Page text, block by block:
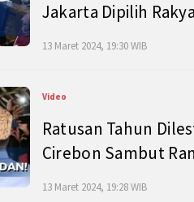
Jakarta Dipilih
13 Maret 2024, 19:30 WIB
Video
Ratusan Tahun
Cirebon Sambut
13 Maret 2024, 19:28 WIB